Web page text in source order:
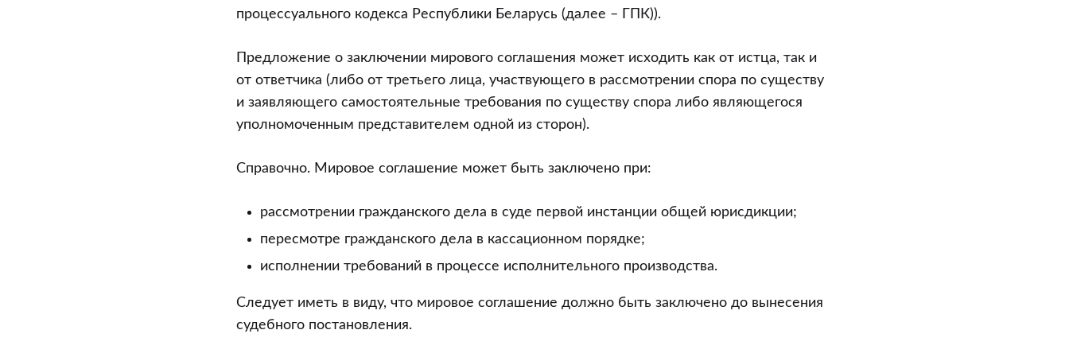
процессуального кодекса Республики Беларусь (далее – ГПК)).
Предложение о заключении мирового соглашения может исходить как от истца, так и
от ответчика (либо от третьего лица, участвующего в рассмотрении спора по существу
и заявляющего самостоятельные требования по существу спора либо являющегося
уполномоченным представителем одной из сторон).
Справочно. Мировое соглашение может быть заключено при:
рассмотрении гражданского дела в суде первой инстанции общей юрисдикции;
пересмотре гражданского дела в кассационном порядке;
исполнении требований в процессе исполнительного производства.
Следует иметь в виду, что мировое соглашение должно быть заключено до вынесения
судебного постановления.